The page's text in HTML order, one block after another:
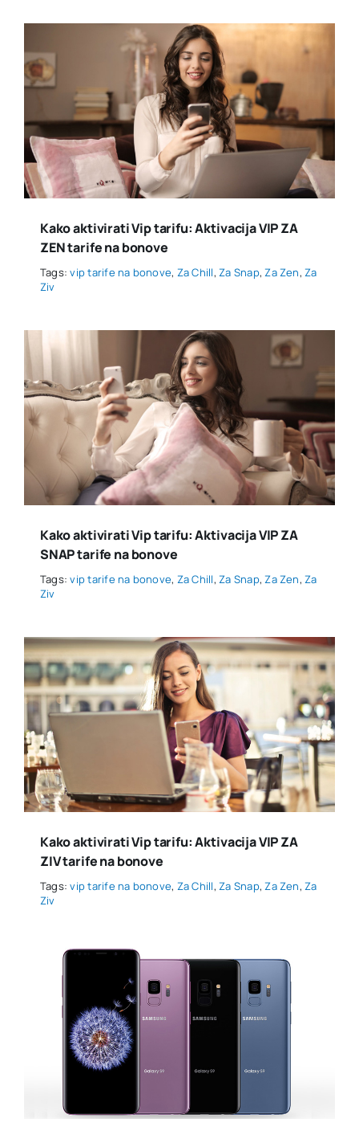
Kako aktivirati Vip tarifu: Aktivacija VIP ZA
ZEN tarife na bonove
Tags:vip tarife na bonove, Za Chill,Za Snap,Za Zen,Za
Ziv
Kako aktivirati Vip tarifu: Aktivacija VIP ZA
SNAP tarife na bonove
Tags:vip tarife na bonove, Za Chill,Za Snap,Za Zen,Za
Ziv
Kako aktivirati Vip tarifu: Aktivacija VIP ZA
ZIV tarife na bonove
Tags:vip tarife na bonove, Za Chill,Za Snap,Za Zen,Za
Ziv